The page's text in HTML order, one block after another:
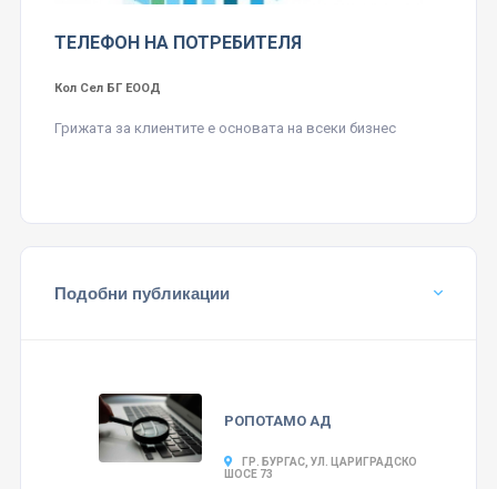
ТЕЛЕФОН НА ПОТРЕБИТЕЛЯ
Кол Сел БГ ЕООД
Грижата за клиентите е основата на всеки бизнес
Подобни публикации
РОПОТАМО АД
ГР. БУРГАС, УЛ. ЦАРИГРАДСКО
ШОСЕ 73